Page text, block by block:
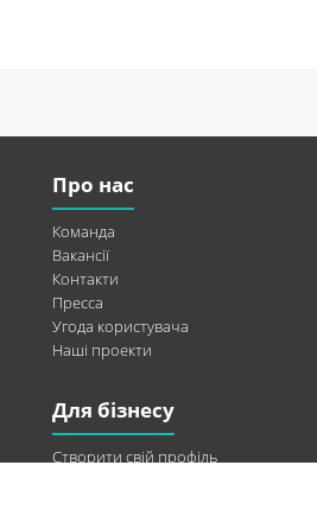
Про нас
Команда
Вакансії
Контакти
Пресса
Угода користувача
Наші проекти
Для бізнесу
Створити свій профіль